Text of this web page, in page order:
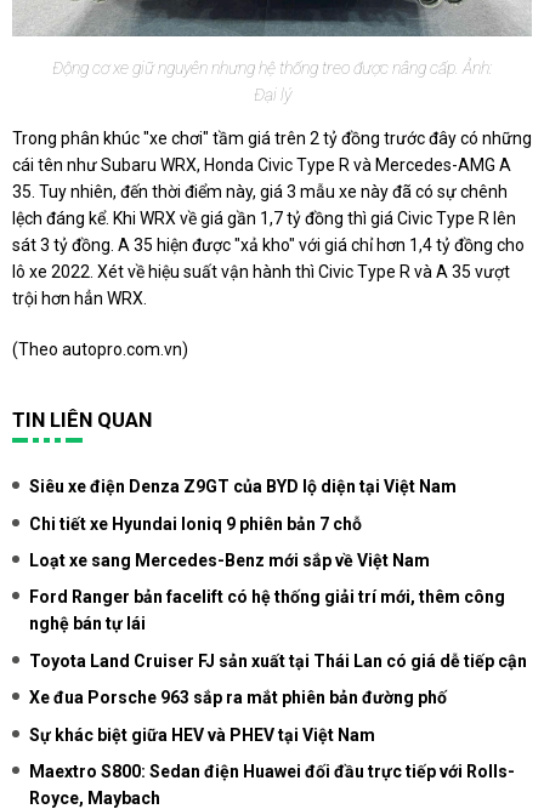
Động cơ xe giữ nguyên nhưng hệ thống treo được nâng cấp. Ảnh:
Đại lý
Trong phân khúc "xe chơi" tầm giá trên 2 tỷ đồng trước đây có những
cái tên như Subaru WRX, Honda Civic Type R và Mercedes-AMG A
35. Tuy nhiên, đến thời điểm này, giá 3 mẫu xe này đã có sự chênh
lệch đáng kể. Khi WRX về giá gần 1,7 tỷ đồng thì giá Civic Type R lên
sát 3 tỷ đồng. A 35 hiện được "xả kho" với giá chỉ hơn 1,4 tỷ đồng cho
lô xe 2022. Xét về hiệu suất vận hành thì Civic Type R và A 35 vượt
trội hơn hẳn WRX.
(Theo autopro.com.vn)
TIN LIÊN QUAN
Siêu xe điện Denza Z9GT của BYD lộ diện tại Việt Nam
Chi tiết xe Hyundai Ioniq 9 phiên bản 7 chỗ
Loạt xe sang Mercedes-Benz mới sắp về Việt Nam
Ford Ranger bản facelift có hệ thống giải trí mới, thêm công
nghệ bán tự lái
Toyota Land Cruiser FJ sản xuất tại Thái Lan có giá dễ tiếp cận
Xe đua Porsche 963 sắp ra mắt phiên bản đường phố
Sự khác biệt giữa HEV và PHEV tại Việt Nam
Maextro S800: Sedan điện Huawei đối đầu trực tiếp với Rolls-
Royce, Maybach